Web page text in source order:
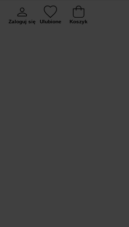
Zaloguj się Ulubione Koszyk